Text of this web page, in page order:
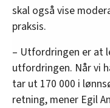
skal også vise
praksis.
– Utfordringen er at
utfordringen. Når vi
tar ut 170 000 i
retning, mener Egil